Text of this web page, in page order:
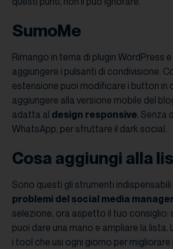
SumoMe
Rimango in tema di plugin WordPress
aggiungere i pulsanti di condivisione.
estensione puoi modificare i button in
aggiungere alla versione mobile del
adatta al design responsive. Senza
WhatsApp, per sfruttare il dark social.
Cosa aggiungi alla
Sono questi gli strumenti indispensabili
problemi del social media
selezione, ora aspetto il tuo consiglio:
puoi dare una mano e ampliare la
i tool che usi ogni giorno per